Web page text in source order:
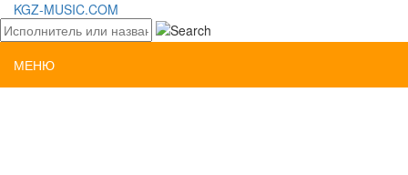
KGZ-MUSIC.COM
МЕНЮ